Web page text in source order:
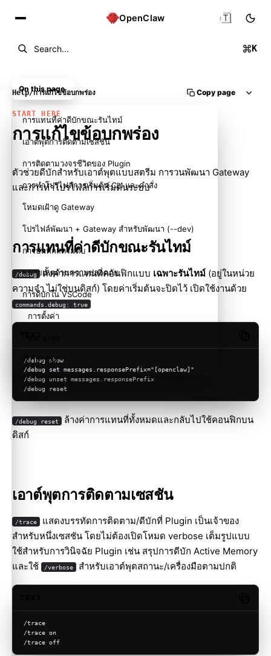
OpenClaw
Search... K
🇹🇭
Help/การแก้ไขข้อบกพร่อง Copy page
START HERE
การแก้ไขข้อบกพร่อง
ตัวช่วยดีบักสำหรับเอาต์พุตแบบสตรีม การวนพัฒนา Gateway
และการทำโปรไฟล์การเริ่มต้นระบบ
การแทนที่ค่าดีบักขณะรันไทม์
/debug ตั้งค่าการแทนที่คอนฟิกแบบ เฉพาะรันไทม์(อยู่ในหน่วย
ความจำ ไม่ใช่บนดิสก์) โดยค่าเริ่มต้นจะปิดไว้ เปิดใช้งานด้วย
commands.debug: true
/debug show
/debug set messages.responsePrefix="[openclaw]"
/debug unset messages.responsePrefix
/debug reset
/debug reset ล้างค่าการแทนที่ทั้งหมดและกลับไปใช้คอนฟิกบน
ดิสก์
เอาต์พุตการติดตามเซสชัน
/trace แสดงบรรทัดการติดตาม/ดีบักที่ Plugin เป็นเจ้าของ
สำหรับหนึ่งเซสชัน โดยไม่ต้องเปิดโหมด verbose เต็มรูปแบบ
ใช้สำหรับการวินิจฉัย Plugin เช่น สรุปการดีบัก Active Memory
และใช้
/verbose สำหรับเอาต์พุตสถานะ/เครื่องมือตามปกติ
/trace
/trace on
/trace off
On this page
การแทนที่ค่าดีบักขณะรันไทม์
เอาต์พุตการติดตามเซสชัน
การติดตามวงจรชีวิตของ Plugin
การทำโปรไฟล์การเริ่มต้น CLI และคำสั่ง
โหมดเฝ้าดู Gateway
โปรไฟล์พัฒนา + Gateway สำหรับพัฒนา (--dev)
การบันทึกสตรีมดิบ
หมายเหตุด้านความปลอดภัย
การดีบักใน VSCode
การตั้งค่า
ที่เกี่ยวข้อง